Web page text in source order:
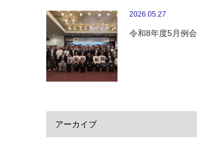
2026.05.27
令和8年度5月例会